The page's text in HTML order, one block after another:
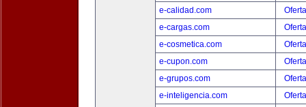
e-calidad.com
e-cargas.com
e-cosmetica.com
e-cupon.com
e-grupos.com
e-inteligencia.com